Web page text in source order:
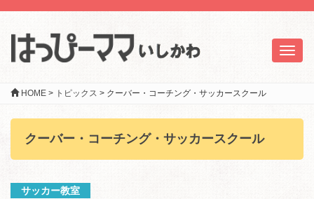
HOME > トピックス > クーバー・コーチング・サッカースクール
クーバー・コーチング・サッカースクール
サッカー教室